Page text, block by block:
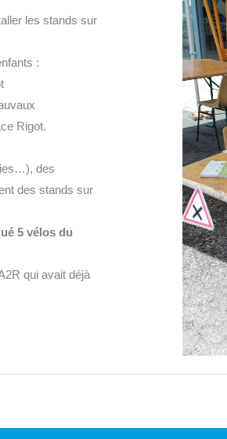
les stands sur
:
Rigot.
des
des stands sur
5 vélos du
qui avait déjà